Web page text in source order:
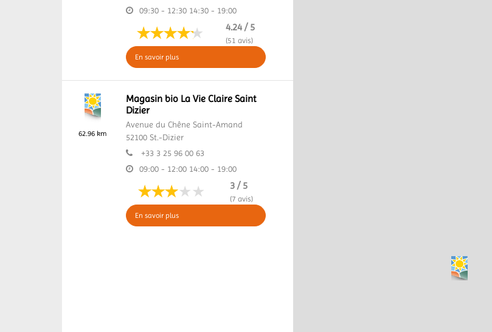
09:30 - 12:30 14:30 - 19:00
4.24 / 5
(51 avis)
En savoir plus
62.96 km
Magasin bio La Vie Claire Saint
Dizier
Avenue du Chêne Saint-Amand
52100 St.-Dizier
+33 3 25 96 00 63
09:00 - 12:00 14:00 - 19:00
3 / 5
(7 avis)
En savoir plus